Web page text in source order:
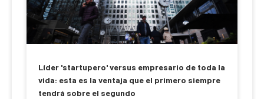
Líder 'startupero' versus empresario de toda la
vida: esta es la ventaja que el primero siempre
tendrá sobre el segundo